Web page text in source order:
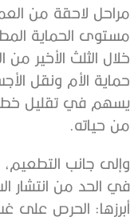
مراحل لاحقة من
مستوى الحماية
خلال الثلث الأخير
حماية الأم ونقل
يسهم في تقليل خطر
من حياته.
وإلى جانب التطعيم،
في الحد من انتشار
أبرزها: الحرص على